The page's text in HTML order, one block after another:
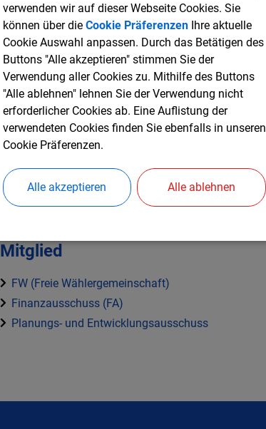
Gemeinde Baar-Ebenhausen RATHAUS & SERVICE
ZURÜCK
Christian Lindner
Mitglied
FW (Freie Wählergemeinschaft)
Finanzausschuss (FA)
Planungs- und Entwicklungsausschuss
verwenden wir auf dieser Webseite Cookies. Sie
können über die Cookie PräferenzenIhre aktuelle
Cookie Auswahl anpassen. Durch das Betätigen des
Buttons "Alle akzeptieren" stimmen Sie der
Verwendung aller Cookies zu. Mithilfe des Buttons
"Alle ablehnen" lehnen Sie der Verwendung nicht
erforderlicher Cookies ab. Eine Auflistung der
verwendeten Cookies finden Sie ebenfalls in unseren
Cookie Präferenzen.
Alle akzeptieren Alle ablehnen